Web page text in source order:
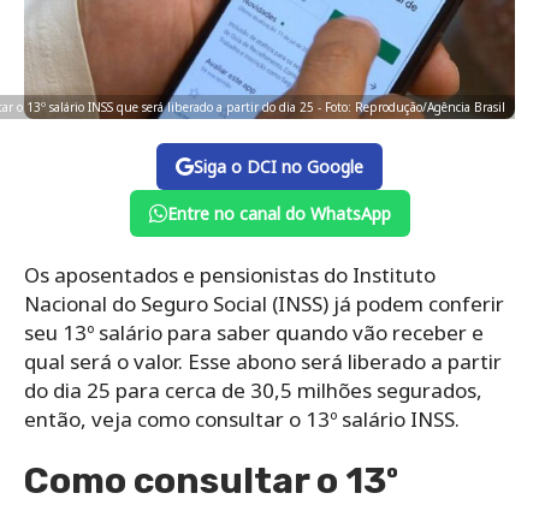
o 13º salário INSS que será liberado a partir do dia 25 - Foto: Reprodução/Agência Brasil
Siga o DCI no Google
Entre no canal do WhatsApp
Os aposentados e pensionistas do Instituto
Nacional do Seguro Social (INSS) já podem conferir
seu 13º salário para saber quando vão receber e
qual será o valor. Esse abono será liberado a partir
do dia 25 para cerca de 30,5 milhões segurados,
então, veja como consultar o 13º salário INSS.
Como consultar o 13º